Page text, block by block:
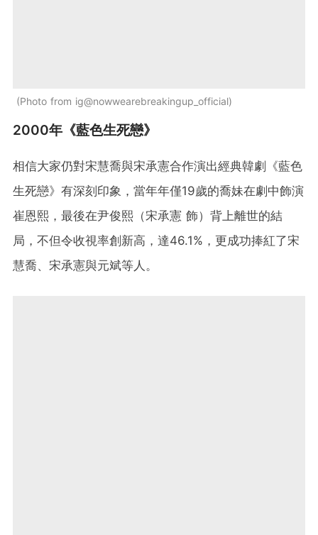
Photo from ig@nowwearebreakingup_official
2000年《藍色生死戀》
相信大家仍對宋慧喬與宋承憲合作演出經典韓劇《藍色
生死戀》有深刻印象，當年年僅19歲的喬妹在劇中飾演
崔恩熙，最後在尹俊熙（宋承憲 飾）背上離世的結
局，不但令收視率創新高，達46.1%，更成功捧紅了宋
慧喬、宋承憲與元斌等人。